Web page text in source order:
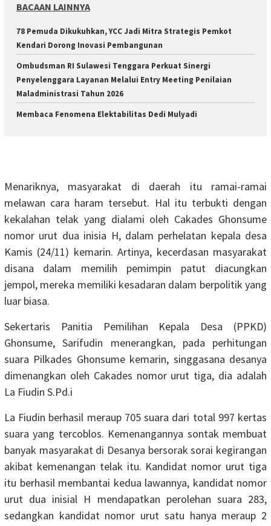
BACAAN LAINNYA
78 Pemuda Dikukuhkan, YCC Jadi Mitra Strategis Pemkot
Kendari Dorong Inovasi Pembangunan
Ombudsman RI Sulawesi Tenggara Perkuat Sinergi
Penyelenggara Layanan Melalui Entry Meeting Penilaian
Maladministrasi Tahun 2026
Membaca Fenomena Elektabilitas Dedi Mulyadi
Menariknya, masyarakat di daerah itu ramai-ramai
melawan cara haram tersebut. Hal itu terbukti dengan
kekalahan telak yang dialami oleh Cakades Ghonsume
nomor urut dua inisia H, dalam perhelatan kepala desa
Kamis (24/11) kemarin. Artinya, kecerdasan masyarakat
disana dalam memilih pemimpin patut diacungkan
jempol, mereka memiliki kesadaran dalam berpolitik yang
luar biasa.
Sekertaris Panitia Pemilihan Kepala Desa (PPKD)
Ghonsume, Sarifudin menerangkan, pada perhitungan
suara Pilkades Ghonsume kemarin, singgasana desanya
dimenangkan oleh Cakades nomor urut tiga, dia adalah
La Fiudin S.Pd.i
La Fiudin berhasil meraup 705 suara dari total 997 kertas
suara yang tercoblos. Kemenangannya sontak membuat
banyak masyarakat di Desanya bersorak sorai kegirangan
akibat kemenangan telak itu. Kandidat nomor urut tiga
itu berhasil membantai kedua lawannya, kandidat nomor
urut dua inisial H mendapatkan perolehan suara 283,
sedangkan kandidat nomor urut satu hanya meraup 2